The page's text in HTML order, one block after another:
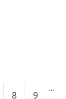
8 9
…